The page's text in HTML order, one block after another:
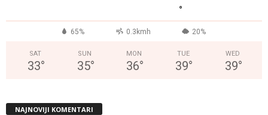
°
65% 0.3kmh 20%
SAT
33°
SUN
35°
MON
36°
TUE
39°
WED
39°
NAJNOVIJI KOMENTARI